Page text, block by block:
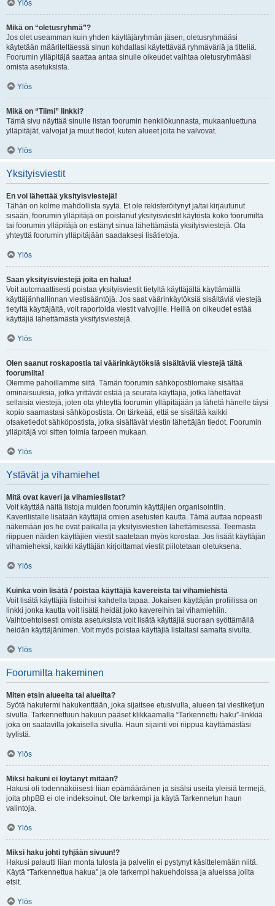
Ylös
Mikä on “oletusryhmä”?
Jos olet useamman kuin yhden käyttäjäryhmän jäsen, oletusryhmääsi
käytetään määriteltäessä sinun kohdallasi käytettävää ryhmäväriä ja titteliä.
Foorumin ylläpitäjä saattaa antaa sinulle oikeudet vaihtaa oletusryhmääsi
omista asetuksista.
Ylös
Mikä on “Tiimi” linkki?
Tämä sivu näyttää sinulle listan foorumin henkilökunnasta, mukaanluettuna
ylläpitäjät, valvojat ja muut tiedot, kuten alueet joita he valvovat.
Ylös
Yksityisviestit
En voi lähettää yksityisviestejä!
Tähän on kolme mahdollista syytä. Et ole rekisteröitynyt ja/tai kirjautunut
sisään, foorumin ylläpitäjä on poistanut yksityisviestit käytöstä koko foorumilta
tai foorumin ylläpitäjä on estänyt sinua lähettämästä yksityisviestejä. Ota
yhteyttä foorumin ylläpitäjään saadaksesi lisätietoja.
Ylös
Saan yksityisviestejä joita en halua!
Voit automaattisesti poistaa yksityisviestit tietyltä käyttäjältä käyttämällä
käyttäjänhallinnan viestisääntöjä. Jos saat väärinkäytöksiä sisältäviä viestejä
tietyltä käyttäjältä, voit raportoida viestit valvojille. Heillä on oikeudet estää
käyttäjiä lähettämästä yksityisviestejä.
Ylös
Olen saanut roskapostia tai väärinkäytöksiä sisältäviä viestejä tältä
foorumilta!
Olemme pahoillamme siitä. Tämän foorumin sähköpostilomake sisältää
ominaisuuksia, jotka yrittävät estää ja seurata käyttäjiä, jotka lähettävät
sellaisia viestejä, joten ota yhteyttä foorumin ylläpitäjään ja lähetä hänelle täysi
kopio saamastasi sähköpostista. On tärkeää, että se sisältää kaikki
otsaketiedot sähköpostista, jotka sisältävät viestin lähettäjän tiedot. Foorumin
ylläpitäjä voi sitten toimia tarpeen mukaan.
Ylös
Ystävät ja vihamiehet
Mitä ovat kaveri ja vihamieslistat?
Voit käyttää näitä listoja muiden foorumin käyttäjien organisointiin.
Kaverilistalle lisätään käyttäjiä omien asetusten kautta. Tämä auttaa nopeasti
näkemään jos he ovat paikalla ja yksityisviestien lähettämisessä. Teemasta
riippuen näiden käyttäjien viestit saatetaan myös korostaa. Jos lisäät käyttäjän
vihamieheksi, kaikki käyttäjän kirjoittamat viestit piilotetaan oletuksena.
Ylös
Kuinka voin lisätä / poistaa käyttäjiä kavereista tai vihamiehistä
Voit lisätä käyttäjiä listoihisi kahdella tapaa. Jokaisen käyttäjän profiilissa on
linkki jonka kautta voit lisätä heidät joko kavereihin tai vihamiehiin.
Vaihtoehtoisesti omista asetuksista voit lisätä käyttäjiä suoraan syöttämällä
heidän käyttäjänimen. Voit myös poistaa käyttäjiä listaltasi samalta sivulta.
Ylös
Foorumilta hakeminen
Miten etsin alueelta tai alueilta?
Syötä hakutermi hakukenttään, joka sijaitsee etusivulla, alueen tai viestiketjun
sivulla. Tarkennettuun hakuun pääset klikkaamalla “Tarkennettu haku”-linkkiä
joka on saatavilla jokaisella sivulla. Haun sijainti voi riippua käyttämästäsi
tyylistä.
Ylös
Miksi hakuni ei löytänyt mitään?
Hakusi oli todennäköisesti liian epämääräinen ja sisälsi useita yleisiä termejä,
joita phpBB ei ole indeksoinut. Ole tarkempi ja käytä Tarkennetun haun
valintoja.
Ylös
Miksi haku johti tyhjään sivuun!?
Hakusi palautti liian monta tulosta ja palvelin ei pystynyt käsittelemään niitä.
Käytä “Tarkennettua hakua” ja ole tarkempi hakuehdoissa ja alueissa joilta
etsit.
Ylös